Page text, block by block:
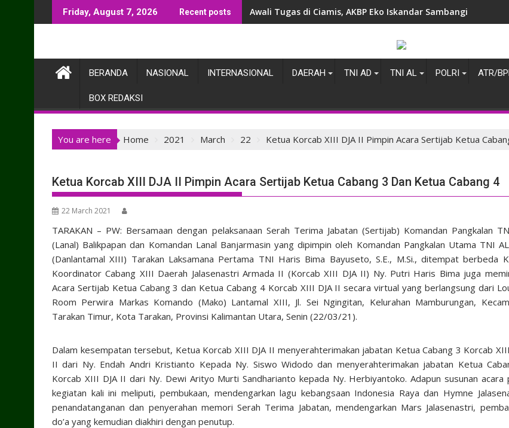
to
Friday, August 7, 2026 Recent posts Awali Tugas di Ciamis, AKBP Eko Iskandar Sambangi Kantor
BERANDA NASIONAL INTERNASIONAL DAERAH TNI AD TNI AL POLRI ATR/
BOX REDAKSI
You are here Home 2021 March 22 Ketua Korcab XIII DJA II Pimpin Acara Sertijab Ketua
Ketua Korcab XIII DJA II Pimpin Acara Sertijab Ketua Cabang 3 Dan Ketua Cabang 4
22 March 2021
TARAKAN – PW: Bersamaan dengan pelaksanaan Serah Terima Jabatan (Sertijab) Komandan Pangkalan
(Lanal) Balikpapan dan Komandan Lanal Banjarmasin yang dipimpin oleh Komandan Pangkalan Utama TNI
(Danlantamal XIII) Tarakan Laksamana Pertama TNI Haris Bima Bayuseto, S.E., M.Si., ditempat berbeda
Koordinator Cabang XIII Daerah Jalasenastri Armada II (Korcab XIII DJA II) Ny. Putri Haris Bima juga
Acara Sertijab Ketua Cabang 3 dan Ketua Cabang 4 Korcab XIII DJA II secara virtual yang berlangsung dari
Room Perwira Markas Komando (Mako) Lantamal XIII, Jl. Sei Ngingitan, Kelurahan Mamburungan,
Tarakan Timur, Kota Tarakan, Provinsi Kalimantan Utara, Senin (22/03/21).
Dalam kesempatan tersebut, Ketua Korcab XIII DJA II menyerahterimakan jabatan Ketua Cabang 3 Korcab
II dari Ny. Endah Andri Kristianto Kepada Ny. Siswo Widodo dan menyerahterimakan jabatan Ketua
Korcab XIII DJA II dari Ny. Dewi Arityo Murti Sandharianto kepada Ny. Herbiyantoko. Adapun susunan acara
kegiatan kali ini meliputi, pembukaan, mendengarkan lagu kebangsaan Indonesia Raya dan Hymne
penandatanganan dan penyerahan memori Serah Terima Jabatan, mendengarkan Mars Jalasenastri,
do’a yang kemudian diakhiri dengan penutup.